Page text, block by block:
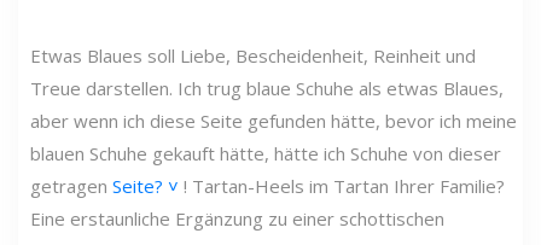
Etwas Blaues soll Liebe, Bescheidenheit, Reinheit und
Treue darstellen. Ich trug blaue Schuhe als etwas Blaues,
aber wenn ich diese Seite gefunden hätte, bevor ich meine
blauen Schuhe gekauft hätte, hätte ich Schuhe von dieser
getragen Seite? ˅ ! Tartan-Heels im Tartan Ihrer Familie?
Eine erstaunliche Ergänzung zu einer schottischen